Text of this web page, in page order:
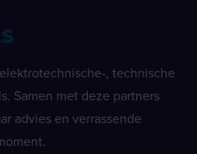
, technische
Samen met deze partners
advies en verrassende